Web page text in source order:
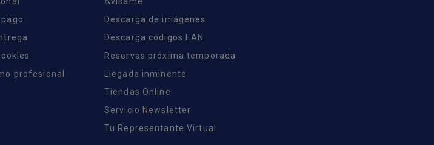
profesional
Descarga de imágenes
Descarga códigos EAN
Reservas próxima temporada
Llegada inminente
Tiendas Online
Servicio Newsletter
Tu Representante Virtual